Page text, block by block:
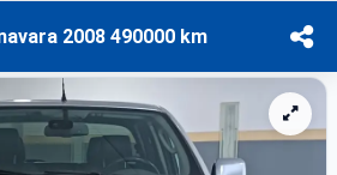
2008 490000 km